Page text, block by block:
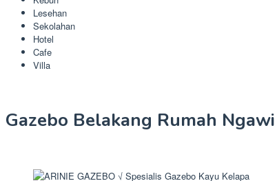
Lesehan
Sekolahan
Hotel
Cafe
Villa
Gazebo Belakang Rumah